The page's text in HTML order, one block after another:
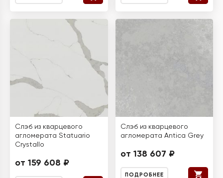
Слэб из кварцевого
агломерата Statuario
Crystallo
от 159 608 ₽
Слэб из кварцевого
агломерата Antica Grey
от 138 607 ₽
ПОДРОБНЕЕ